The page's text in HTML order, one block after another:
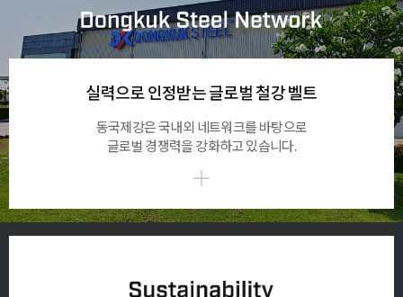
실력으로 인정받는 글로벌 철강 벨트
동국제강은 국내외 네트워크를 바탕으로
글로벌 경쟁력을 강화하고 있습니다.